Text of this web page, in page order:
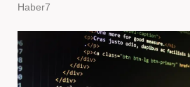
Haber7